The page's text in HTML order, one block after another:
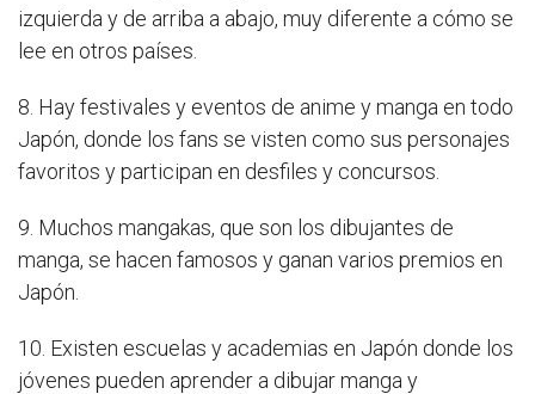
izquierda y de arriba a abajo, muy diferente a cómo se
lee en otros países.
8. Hay festivales y eventos de anime y manga en todo
Japón, donde los fans se visten como sus personajes
favoritos y participan en desfiles y concursos.
9. Muchos mangakas, que son los dibujantes de
manga, se hacen famosos y ganan varios premios en
Japón.
10. Existen escuelas y academias en Japón donde los
jóvenes pueden aprender a dibujar manga y